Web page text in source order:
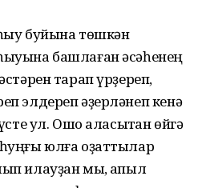
һыу буйына төшкән
башлаған әсәһенең
тарап үрҙереп,
элдереп әҙерләнеп кенә
ул. Ошо аласыҡтан өйгә
юлға оҙаттылар
илауҙан мы, ҡапыл